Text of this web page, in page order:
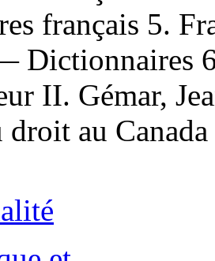
français 5.
Dictionnaires
II. Gémar,
droit au